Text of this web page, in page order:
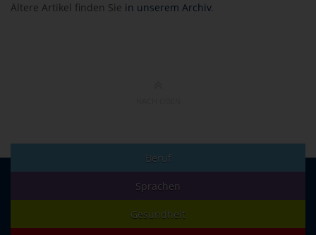
Ältere Artikel finden Sie in unserem Archiv.
Beruf
Sprachen
Gesundheit